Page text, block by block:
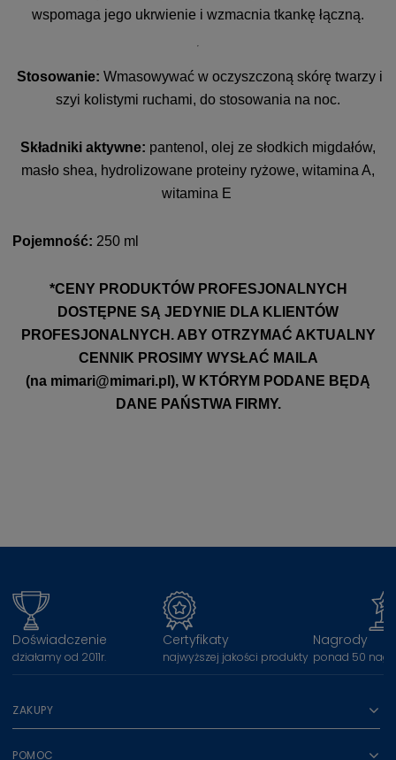
wspomaga jego ukrwienie i wzmacnia tkankę łączną.
Stosowanie: Wmasowywać w oczyszczoną skórę twarzy i
szyi kolistymi ruchami, do stosowania na noc.
Składniki aktywne: pantenol, olej ze słodkich migdałów,
masło shea, hydrolizowane proteiny ryżowe, witamina A,
witamina E
Pojemność: 250 ml
*CENY PRODUKTÓW PROFESJONALNYCH
DOSTĘPNE SĄ JEDYNIE DLA KLIENTÓW
PROFESJONALNYCH. ABY OTRZYMAĆ AKTUALNY
CENNIK PROSIMY WYSŁAĆ MAILA
(na mimari@mimari.pl ), W KTÓRYM PODANE BĘDĄ
DANE PAŃSTWA FIRMY.
Doświadczenie
działamy od 2011r.
Certyfikaty
najwyższej jakości produkty
Nagrody
ponad 50
ZAKUPY
POMOC